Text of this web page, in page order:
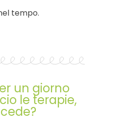
tempo.
un giorno
le terapie,